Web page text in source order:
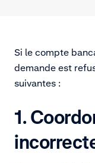
Si le compte
demande est
suivantes :
1.